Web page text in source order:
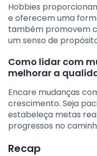
Hobbies
e oferecem uma
também promovem
um senso de
Como lidar com
melhorar a
Encare mudanças
crescimento. Seja
estabeleça metas
progressos no
Recap